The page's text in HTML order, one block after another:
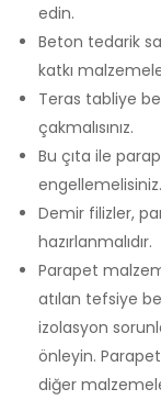
edin.
Beton tedarik
katkı
Teras tabliye
çakmalısınız.
Bu çıta ile
engellemelisiniz.
Demir filizler,
hazırlanmalıdır.
Parapet
atılan tefsiye
izolasyon
önleyin.
diğer